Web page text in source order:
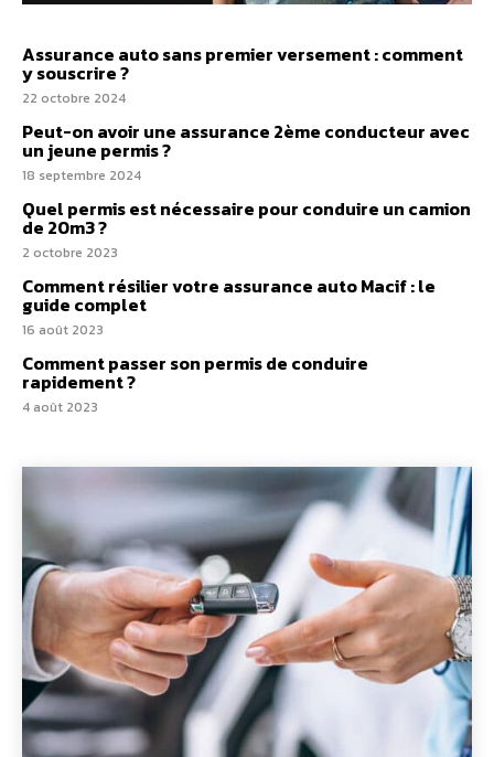
Assurance auto sans premier versement : comment
y souscrire ?
22 octobre 2024
Peut-on avoir une assurance 2ème conducteur avec
un jeune permis ?
18 septembre 2024
Quel permis est nécessaire pour conduire un camion
de 20m3 ?
2 octobre 2023
Comment résilier votre assurance auto Macif : le
guide complet
16 août 2023
Comment passer son permis de conduire
rapidement ?
4 août 2023